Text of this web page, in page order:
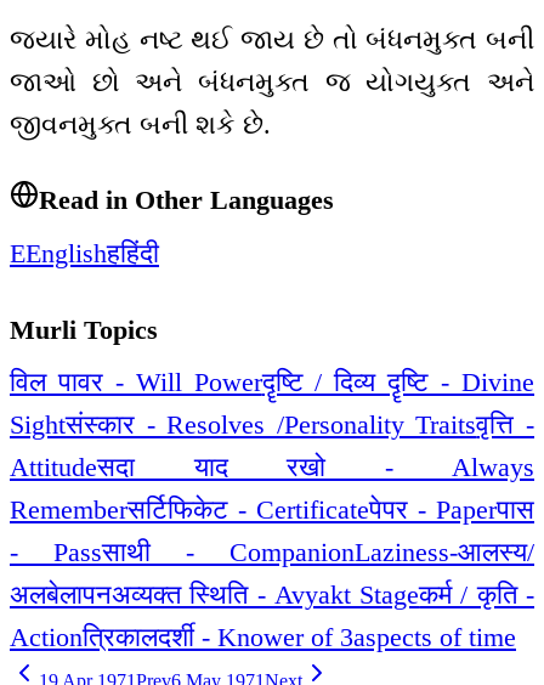
જયારે મોહ નષ્ટ થઈ જાય છે તો બંધનમુક્ત બની
જાઓ છો અને બંધનમુક્ત જ યોગયુક્ત અને
જીવનમુક્ત બની શકે છે.
Read in Other Languages
EEnglishहहिंदी
Murli Topics
विल पावर - Will Powerदॄष्टि / दिव्य दॄष्टि - Divine
Sightसंस्कार - Resolves /Personality Traitsवृत्ति -
Attitudeसदा याद रखो - Always
Rememberसर्टिफिकेट - Certificateपेपर - Paperपास
- Passसाथी - CompanionLaziness-आलस्य/
अलबेलापनअव्यक्त स्थिति - Avyakt Stageकर्म / कृति -
Actionत्रिकालदर्शी - Knower of 3aspects of time